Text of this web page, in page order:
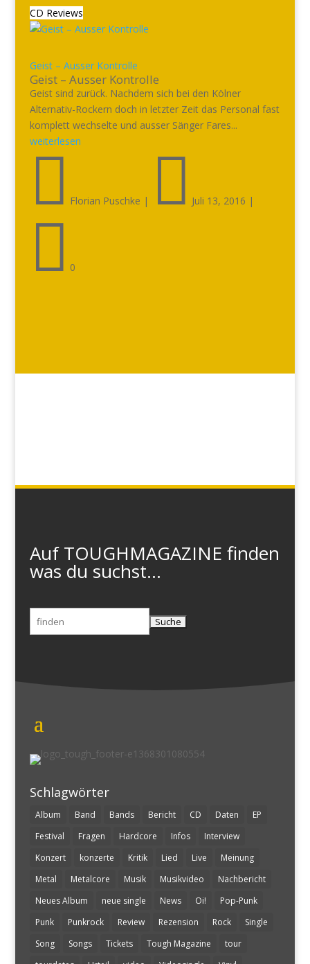
CD Reviews
Geist – Ausser Kontrolle
Geist – Ausser Kontrolle
Geist sind zurück. Nachdem sich bei den Kölner
Alternativ-Rockern doch in letzter Zeit das Personal fast
komplett wechselte und ausser Sänger Fares...
weiterlesen
 Florian Puschke |  Juli 13, 2016 |
 0
Auf TOUGHMAGAZINE finden
was du suchst...
Suchen
nach:
Schlagwörter
Album Band Bands Bericht CD Daten
EP
Festival
Fragen Hardcore Infos
Interview
Konzert
konzerte Kritik Lied Live
Meinung
Metal
Metalcore Musik Musikvideo
Nachbericht
Neues Album
neue single News Oi!
Pop-Punk
Punk
Punkrock Review Rezension Rock
Single
Song
Songs Tickets Tough Magazine
tour